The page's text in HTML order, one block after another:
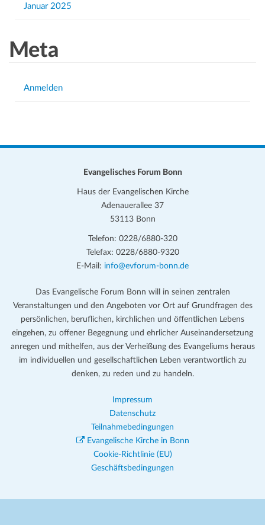
Januar 2025
Meta
Anmelden
Evangelisches Forum Bonn
Haus der Evangelischen Kirche
Adenauerallee 37
53113 Bonn
Telefon: 0228/6880-320
Telefax: 0228/6880-9320
E-Mail: info@evforum-bonn.de
Das Evangelische Forum Bonn will in seinen zentralen
Veranstaltungen und den Angeboten vor Ort auf Grundfragen des
persönlichen, beruflichen, kirchlichen und öffentlichen Lebens
eingehen, zu offener Begegnung und ehrlicher Auseinandersetzung
anregen und mithelfen, aus der Verheißung des Evangeliums heraus
im individuellen und gesellschaftlichen Leben verantwortlich zu
denken, zu reden und zu handeln.
Impressum
Datenschutz
Teilnahmebedingungen
Evangelische Kirche in Bonn
Cookie-Richtlinie (EU)
Geschäftsbedingungen